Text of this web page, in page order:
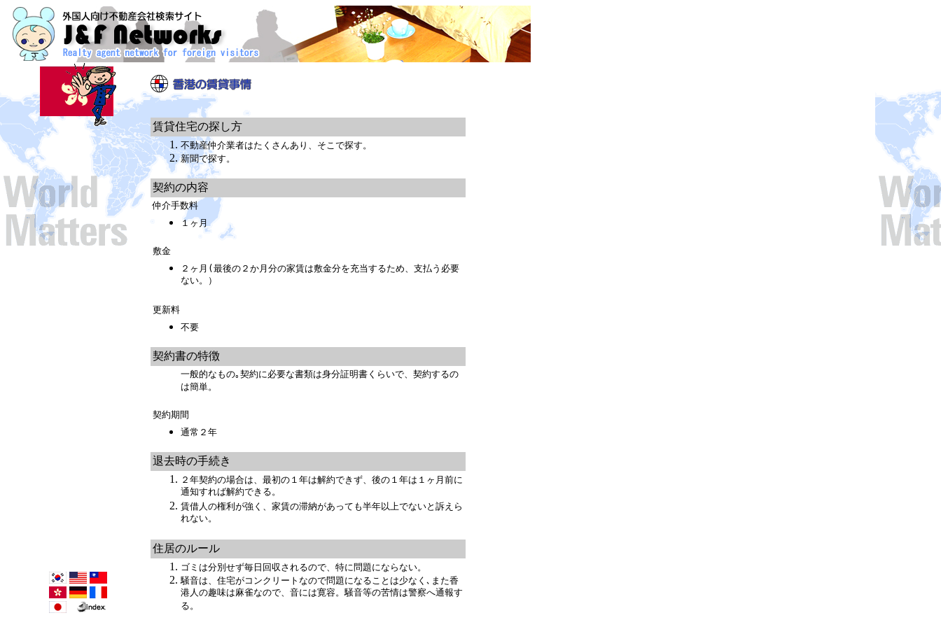
賃貸住宅の探し方
不動産仲介業者はたくさんあり、そこで探す。
新聞で探す。
契約の内容
仲介手数料
１ヶ月
敷金
２ヶ月(最後の２か月分の家賃は敷金分を充当するため、支払う必要
ない。）
更新料
不要
契約書の特徴
一般的なもの｡契約に必要な書類は身分証明書くらいで、契約するの
は簡単。
契約期間
通常２年
退去時の手続き
２年契約の場合は、最初の１年は解約できず、後の１年は１ヶ月前に
通知すれば解約できる。
賃借人の権利が強く、家賃の滞納があっても半年以上でないと訴えら
れない。
住居のルール
ゴミは分別せず毎日回収されるので、特に問題にならない。
騒音は、住宅がコンクリートなので問題になることは少なく､また香
港人の趣味は麻雀なので、音には寛容。騒音等の苦情は警察へ通報す
る。